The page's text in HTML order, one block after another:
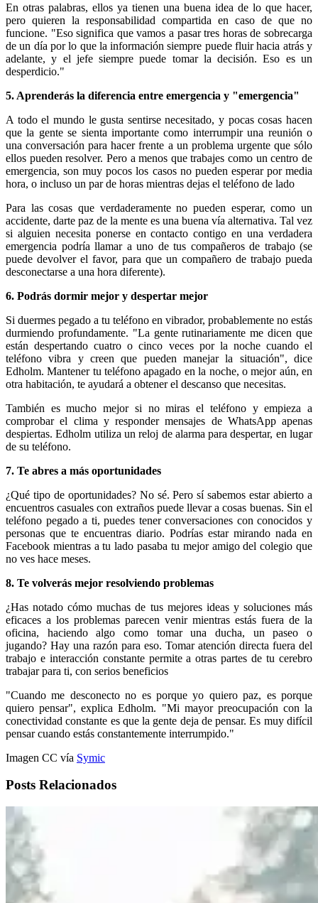
En otras palabras, ellos ya tienen una buena idea de lo que hacer,
pero quieren la responsabilidad compartida en caso de que no
funcione. "Eso significa que vamos a pasar tres horas de sobrecarga
de un día por lo que la información siempre puede fluir hacia atrás y
adelante, y el jefe siempre puede tomar la decisión. Eso es un
desperdicio."
5. Aprenderás la diferencia entre emergencia y "emergencia"
A todo el mundo le gusta sentirse necesitado, y pocas cosas hacen
que la gente se sienta importante como interrumpir una reunión o
una conversación para hacer frente a un problema urgente que sólo
ellos pueden resolver. Pero a menos que trabajes como un centro de
emergencia, son muy pocos los casos no pueden esperar por media
hora, o incluso un par de horas mientras dejas el teléfono de lado
Para las cosas que verdaderamente no pueden esperar, como un
accidente, darte paz de la mente es una buena vía alternativa. Tal vez
si alguien necesita ponerse en contacto contigo en una verdadera
emergencia podría llamar a uno de tus compañeros de trabajo (se
puede devolver el favor, para que un compañero de trabajo pueda
desconectarse a una hora diferente).
6. Podrás dormir mejor y despertar mejor
Si duermes pegado a tu teléfono en vibrador, probablemente no estás
durmiendo profundamente. "La gente rutinariamente me dicen que
están despertando cuatro o cinco veces por la noche cuando el
teléfono vibra y creen que pueden manejar la situación", dice
Edholm. Mantener tu teléfono apagado en la noche, o mejor aún, en
otra habitación, te ayudará a obtener el descanso que necesitas.
También es mucho mejor si no miras el teléfono y empieza a
comprobar el clima y responder mensajes de WhatsApp apenas
despiertas. Edholm utiliza un reloj de alarma para despertar, en lugar
de su teléfono.
7. Te abres a más oportunidades
¿Qué tipo de oportunidades? No sé. Pero sí sabemos estar abierto a
encuentros casuales con extraños puede llevar a cosas buenas. Sin el
teléfono pegado a ti, puedes tener conversaciones con conocidos y
personas que te encuentras diario. Podrías estar mirando nada en
Facebook mientras a tu lado pasaba tu mejor amigo del colegio que
no ves hace meses.
8. Te volverás mejor resolviendo problemas
¿Has notado cómo muchas de tus mejores ideas y soluciones más
eficaces a los problemas parecen venir mientras estás fuera de la
oficina, haciendo algo como tomar una ducha, un paseo o
jugando? Hay una razón para eso. Tomar atención directa fuera del
trabajo e interacción constante permite a otras partes de tu cerebro
trabajar para ti, con serios beneficios
"Cuando me desconecto no es porque yo quiero paz, es porque
quiero pensar", explica Edholm. "Mi mayor preocupación con la
conectividad constante es que la gente deja de pensar. Es muy difícil
pensar cuando estás constantemente interrumpido."
Imagen CC vía Symic
Posts Relacionados